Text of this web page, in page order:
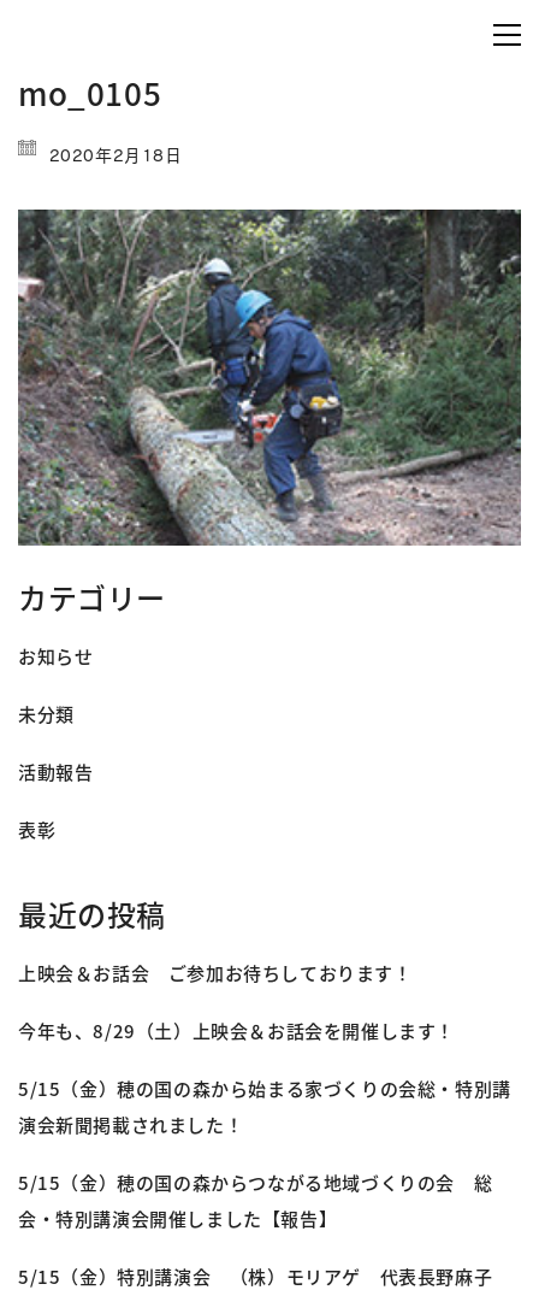
mo_0105
2020年2月18日
カテゴリー
お知らせ
未分類
活動報告
表彰
最近の投稿
上映会＆お話会 ご参加お待ちしております！
今年も、8/29（土）上映会＆お話会を開催します！
5/15（金）穂の国の森から始まる家づくりの会総・特別講
演会新聞掲載されました！
5/15（金）穂の国の森からつながる地域づくりの会 総
会・特別講演会開催しました【報告】
5/15（金）特別講演会 （株）モリアゲ 代表長野麻子